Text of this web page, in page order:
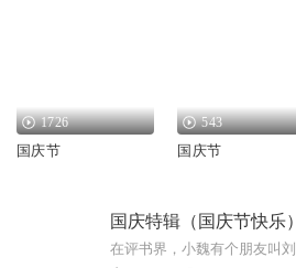
1726
国庆节
543
国庆节
国庆特辑（国庆节快乐）